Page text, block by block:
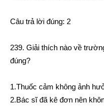
Câu trả lời đúng: 2
239. Giải thích nào về
đúng?
1.Thuốc cảm không ảnh
2.Bác sĩ đã kê đơn nên